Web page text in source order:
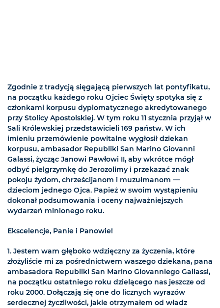
Zgodnie z tradycją sięgającą pierwszych lat pontyfikatu,
na początku każdego roku Ojciec Święty spotyka się z
członkami korpusu dyplomatycznego akredytowanego
przy Stolicy Apostolskiej. W tym roku 11 stycznia przyjął w
Sali Królewskiej przedstawicieli 169 państw. W ich
imieniu przemówienie powitalne wygłosił dziekan
korpusu, ambasador Republiki San Marino Giovanni
Galassi, życząc Janowi Pawłowi II, aby wkrótce mógł
odbyć pielgrzymkę do Jerozolimy i przekazać znak
pokoju żydom, chrześcijanom i muzułmanom —
dzieciom jednego Ojca. Papież w swoim wystąpieniu
dokonał podsumowania i oceny najważniejszych
wydarzeń minionego roku.
Ekscelencje, Panie i Panowie!
1. Jestem wam głęboko wdzięczny za życzenia, które
złożyliście mi za pośrednictwem waszego dziekana, pana
ambasadora Republiki San Marino Giovanniego Gallassi,
na początku ostatniego roku dzielącego nas jeszcze od
roku 2000. Dołączają się one do licznych wyrazów
serdecznej życzliwości, jakie otrzymałem od władz